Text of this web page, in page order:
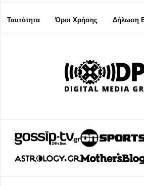
Ταυτότητα Όροι Χρήσης Δήλωση